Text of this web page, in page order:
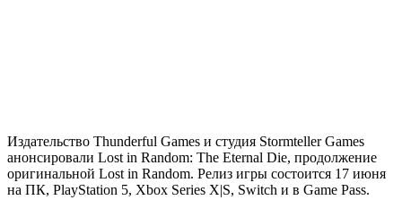
Издательство Thunderful Games и студия Stormteller Games
анонсировали Lost in Random: The Eternal Die, продолжение
оригинальной Lost in Random. Релиз игры состоится 17 июня
на ПК, PlayStation 5, Xbox Series X|S, Switch и в Game Pass.